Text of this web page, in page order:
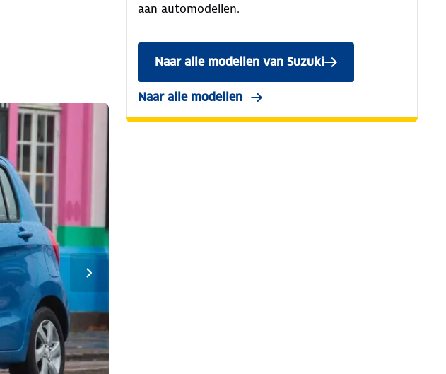
aan automodellen.
Naar alle modellen van Suzuki
Naar alle modellen